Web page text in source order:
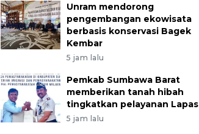
Unram mendorong
pengembangan ekowisata
berbasis konservasi Bagek
Kembar
5 jam lalu
Pemkab Sumbawa Barat
memberikan tanah hibah
tingkatkan pelayanan Lapas
5 jam lalu